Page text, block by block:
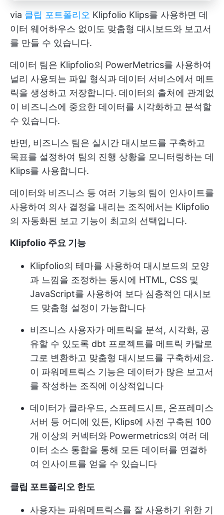
via 클립 포트폴리오 Klipfolio Klips를 사용하면 데
이터 웨어하우스 없이도 맞춤형 대시보드와 보고서
를 만들 수 있습니다.
데이터 팀은 Klipfolio의 PowerMetrics를 사용하여
널리 사용되는 파일 형식과 데이터 서비스에서 메트
릭을 생성하고 저장합니다. 데이터의 출처에 관계없
이 비즈니스에 중요한 데이터를 시각화하고 분석할
수 있습니다.
반면, 비즈니스 팀은 실시간 대시보드를 구축하고
목표를 설정하여 팀의 진행 상황을 모니터링하는 데
Klips를 사용합니다.
데이터와 비즈니스 등 여러 기능의 팀이 인사이트를
사용하여 의사 결정을 내리는 조직에서는 Klipfolio
의 자동화된 보고 기능이 최고의 선택입니다.
Klipfolio 주요 기능
Klipfolio의 테마를 사용하여 대시보드의 모양
과 느낌을 조정하는 동시에 HTML, CSS 및
JavaScript를 사용하여 보다 심층적인 대시보
드 맞춤형 설정이 가능합니다
비즈니스 사용자가 메트릭을 분석, 시각화, 공
유할 수 있도록 dbt 프로젝트를 메트릭 카탈로
그로 변환하고 맞춤형 대시보드를 구축하세요.
이 파워메트릭스 기능은 데이터가 많은 보고서
를 작성하는 조직에 이상적입니다
데이터가 클라우드, 스프레드시트, 온프레미스
서버 등 어디에 있든, Klips에 사전 구축된 100
개 이상의 커넥터와 Powermetrics의 여러 데
이터 소스 통합을 통해 모든 데이터를 연결하
여 인사이트를 얻을 수 있습니다
클립 포트폴리오 한도
사용자는 파워메트릭스를 잘 사용하기 위한 기